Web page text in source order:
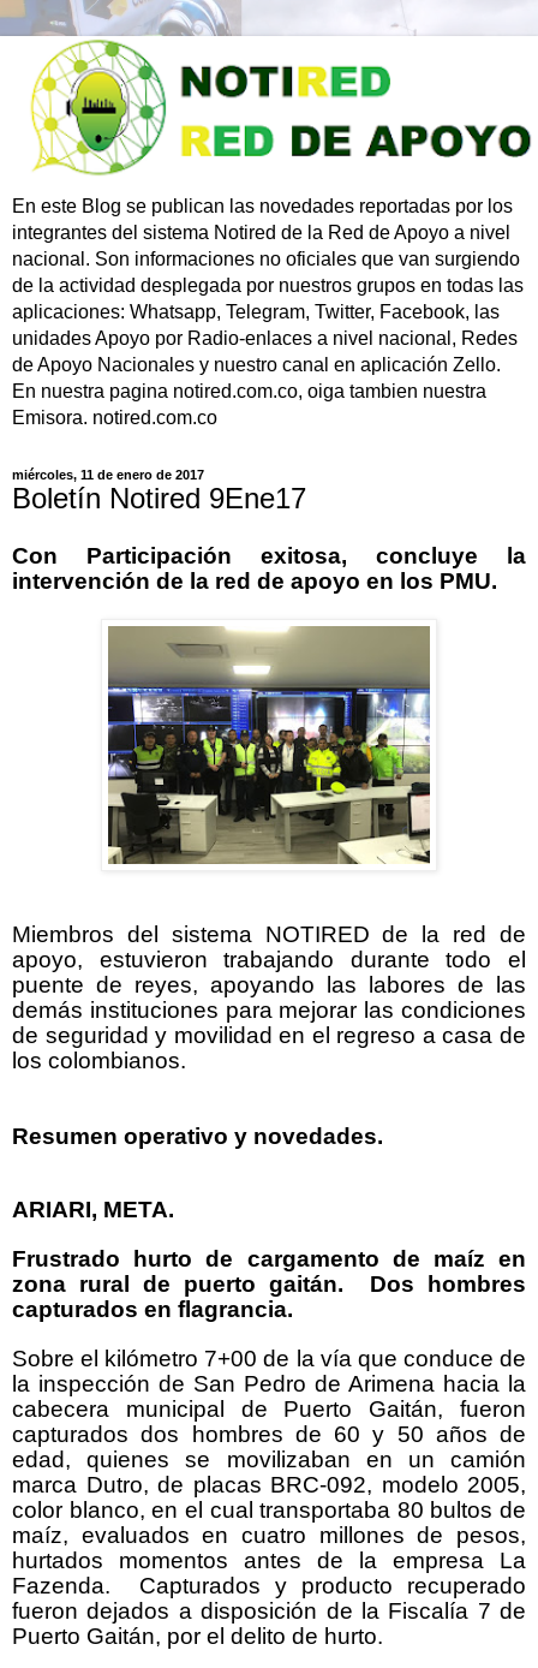
En este Blog se publican las novedades reportadas por los
integrantes del sistema Notired de la Red de Apoyo a nivel
nacional. Son informaciones no oficiales que van surgiendo
de la actividad desplegada por nuestros grupos en todas las
aplicaciones: Whatsapp, Telegram, Twitter, Facebook, las
unidades Apoyo por Radio-enlaces a nivel nacional, Redes
de Apoyo Nacionales y nuestro canal en aplicación Zello.
En nuestra pagina notired.com.co, oiga tambien nuestra
Emisora. notired.com.co
miércoles, 11 de enero de 2017
Boletín Notired 9Ene17
Con Participación exitosa, concluye la
intervención de la red de apoyo en los PMU.
Miembros del sistema NOTIRED de la red de
apoyo, estuvieron trabajando durante todo el
puente de reyes, apoyando las labores de las
demás instituciones para mejorar las condiciones
de seguridad y movilidad en el regreso a casa de
los colombianos.
Resumen operativo y novedades.
ARIARI, META.
Frustrado hurto de cargamento de maíz en
zona rural de puerto gaitán. Dos hombres
capturados en flagrancia.
Sobre el kilómetro 7+00 de la vía que conduce de
la inspección de San Pedro de Arimena hacia la
cabecera municipal de Puerto Gaitán, fueron
capturados dos hombres de 60 y 50 años de
edad, quienes se movilizaban en un camión
marca Dutro, de placas BRC-092, modelo 2005,
color blanco, en el cual transportaba 80 bultos de
maíz, evaluados en cuatro millones de pesos,
hurtados momentos antes de la empresa La
Fazenda. Capturados y producto recuperado
fueron dejados a disposición de la Fiscalía 7 de
Puerto Gaitán, por el delito de hurto.